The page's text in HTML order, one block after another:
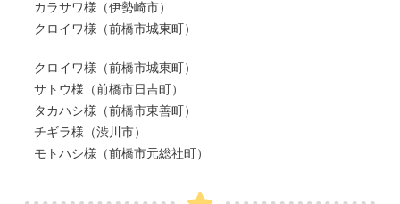
カラサワ様（伊勢崎市）
クロイワ様（前橋市城東町）
クロイワ様（前橋市城東町）
サトウ様（前橋市日吉町）
タカハシ様（前橋市東善町）
チギラ様（渋川市）
モトハシ様（前橋市元総社町）